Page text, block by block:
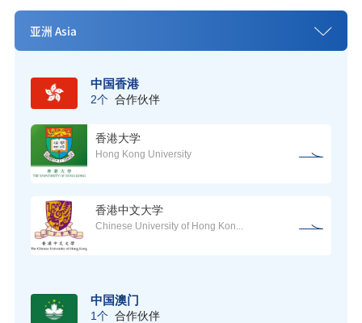
亚洲 Asia
中国香港
2个 合作伙伴
香港大学
Hong Kong University
香港中文大学
Chinese University of Hong Kon...
中国澳门
1个 合作伙伴